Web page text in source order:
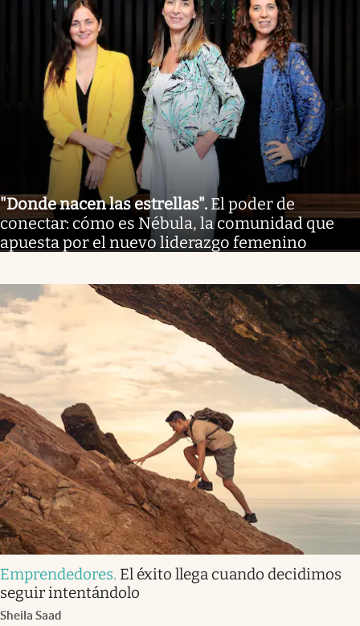
"Donde nacen las estrellas". El poder de
conectar: cómo es Nébula, la comunidad que
apuesta por el nuevo liderazgo femenino
Emprendedores. El éxito llega cuando decidimos
seguir intentándolo
Sheila Saad